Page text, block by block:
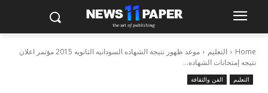
Home التعليم
موعد ظهور نتيجة الشهاده السودانيه الثانويه 2015 مؤتمر اعلان
نتيجه إمتحانات الشهاده...
التعليم الفن والثقافة